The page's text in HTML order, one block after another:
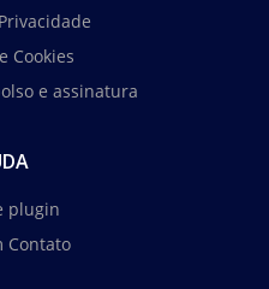
Cookies
e assinatura
plugin
Contato